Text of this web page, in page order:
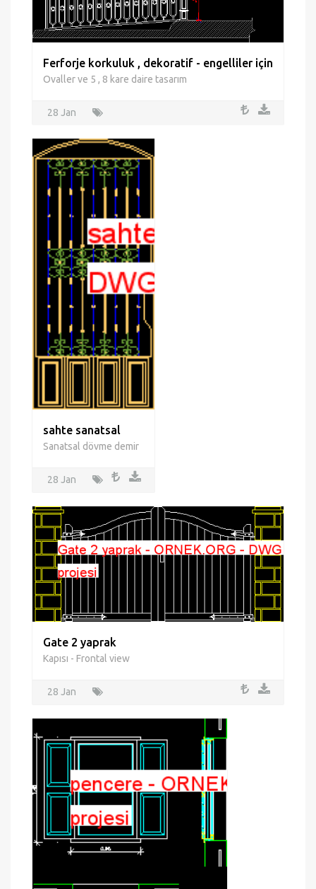
Ferforje korkuluk , dekoratif - engelliler için
Ovaller ve 5 , 8 kare daire tasarım
28 Jan
sahte sanatsal
Sanatsal dövme demir
28 Jan
Gate 2 yaprak
Kapısı - Frontal view
28 Jan